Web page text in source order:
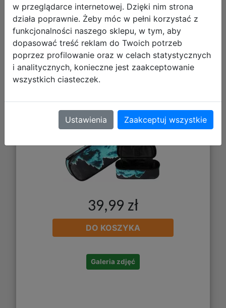
Starpak Piórnik Szkolny Tuba
Usztywniana Bike Rower Blue
508649
39,99 zł
DO KOSZYKA
Galeria zdjęć
w przeglądarce internetowej. Dzięki nim strona
działa poprawnie. Żeby móc w pełni korzystać z
funkcjonalności naszego sklepu, w tym, aby
dopasować treść reklam do Twoich potrzeb
poprzez profilowanie oraz w celach statystycznych
i analitycznych, konieczne jest zaakceptowanie
wszystkich ciasteczek.
Ustawienia Zaakceptuj wszystkie